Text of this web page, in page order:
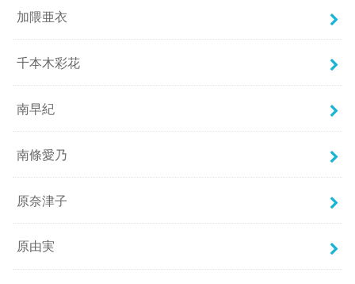
加隈亜衣
千本木彩花
南早紀
南條愛乃
原奈津子
原由実